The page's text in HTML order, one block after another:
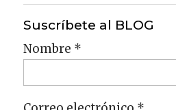
Suscríbete al BLOG
Nombre *